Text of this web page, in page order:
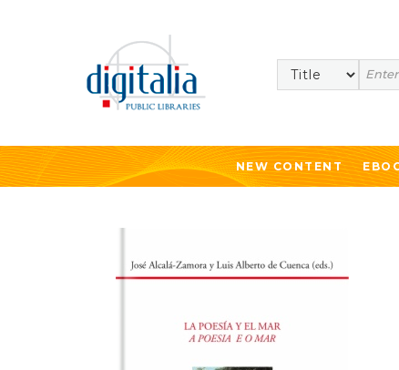
NEW CONTENT